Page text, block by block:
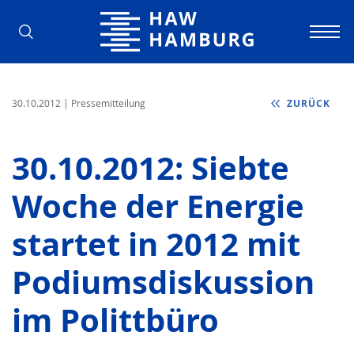
Hochschule für Angewandte
30.10.2012 | Pressemitteilung ZURÜCK
30.10.2012: Siebte
Woche der Energie
startet in 2012 mit
Podiumsdiskussion
im Polittbüro